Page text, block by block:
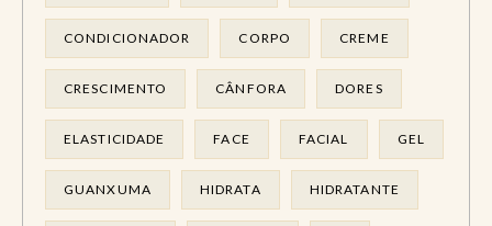
CONDICIONADOR CORPO CREME
CRESCIMENTO CÂNFORA DORES
ELASTICIDADE FACE FACIAL GEL
GUANXUMA HIDRATA HIDRATANTE